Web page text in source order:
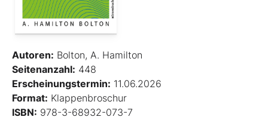
Autoren: Bolton, A. Hamilton
Seitenanzahl: 448
Erscheinungstermin: 11.06.2026
Format: Klappenbroschur
ISBN: 978-3-68932-073-7